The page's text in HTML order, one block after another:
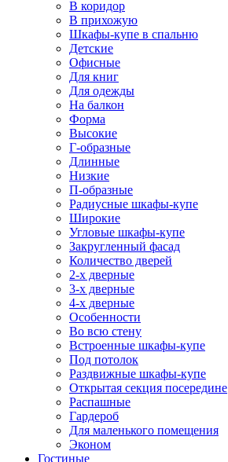
В коридор
В прихожую
Шкафы-купе в спальню
Детские
Офисные
Для книг
Для одежды
На балкон
Форма
Высокие
Г-образные
Длинные
Низкие
П-образные
Радиусные шкафы-купе
Широкие
Угловые шкафы-купе
Закругленный фасад
Количество дверей
2-х дверные
3-х дверные
4-х дверные
Особенности
Во всю стену
Встроенные шкафы-купе
Под потолок
Раздвижные шкафы-купе
Открытая секция посередине
Распашные
Гардероб
Для маленького помещения
Эконом
Гостиные